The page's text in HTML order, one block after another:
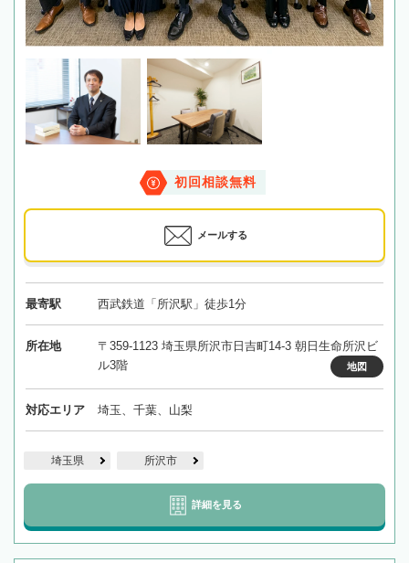
初回相談無料
メールする
最寄駅 西武鉄道「所沢駅」徒歩1分
所在地
〒359-1123 埼玉県所沢市日吉町14-3 朝日生命所沢ビ
ル3階
地図
対応エリア 埼玉、千葉、山梨
埼玉県 所沢市
詳細を見る